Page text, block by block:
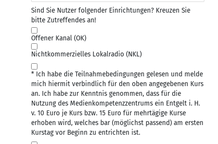
Sind Sie Nutzer folgender Einrichtungen? Kreuzen Sie
bitte Zutreffendes an!
Offener Kanal (OK)
Nichtkommerzielles Lokalradio (NKL)
* Ich habe die Teilnahmebedingungen gelesen und melde
mich hiermit verbindlich für den oben angegebenen Kurs
an. Ich habe zur Kenntnis genommen, dass für die
Nutzung des Medienkompetenzzentrums ein Entgelt i. H.
v. 10 Euro je Kurs bzw. 15 Euro für mehrtägige Kurse
erhoben wird, welches bar (möglichst passend) am ersten
Kurstag vor Beginn zu entrichten ist.